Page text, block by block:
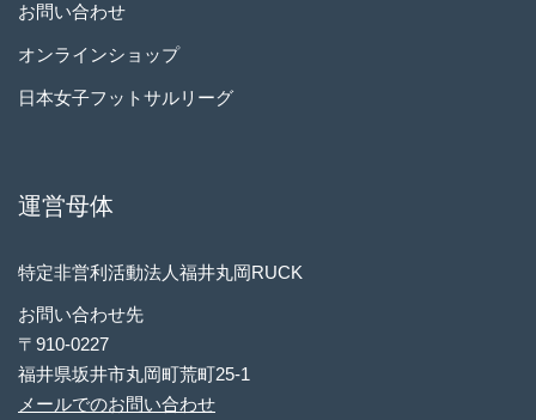
お問い合わせ
オンラインショップ
日本女子フットサルリーグ
運営母体
特定非営利活動法人福井丸岡RUCK
お問い合わせ先
〒910-0227
福井県坂井市丸岡町荒町25-1
メールでのお問い合わせ